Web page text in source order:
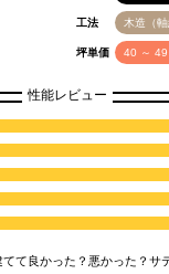
工法 木造（軸
坪単価 40 ～ 49
性能レビュー
て良かった？悪かった？サ